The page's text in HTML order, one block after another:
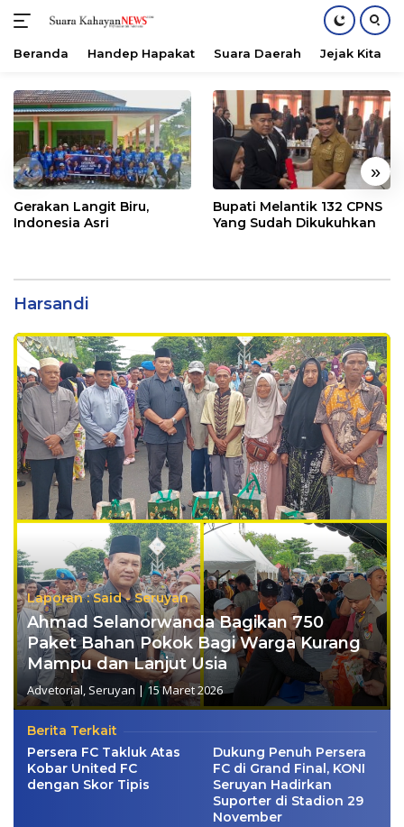
konten
Beranda Handep Hapakat Suara Daerah Jejak Kita
« »
Gerakan Langit Biru,
Indonesia Asri
Bupati Melantik 132 CPNS
Yang Sudah Dikukuhkan
Harsandi
Laporan : Said - Seruyan
Ahmad Selanorwanda Bagikan 750
Paket Bahan Pokok Bagi Warga Kurang
Mampu dan Lanjut Usia
Advetorial,Seruyan |15 Maret 2026
Berita Terkait
Persera FC Takluk Atas
Kobar United FC
dengan Skor Tipis
Dukung Penuh Persera
FC di Grand Final, KONI
Seruyan Hadirkan
Suporter di Stadion 29
November